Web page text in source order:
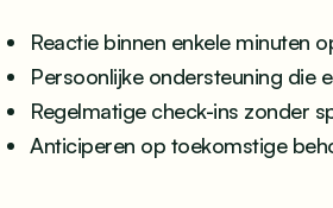
Reactie binnen enkele minuten
Persoonlijke ondersteuning die
Regelmatige check-ins zonder
Anticiperen op toekomstige